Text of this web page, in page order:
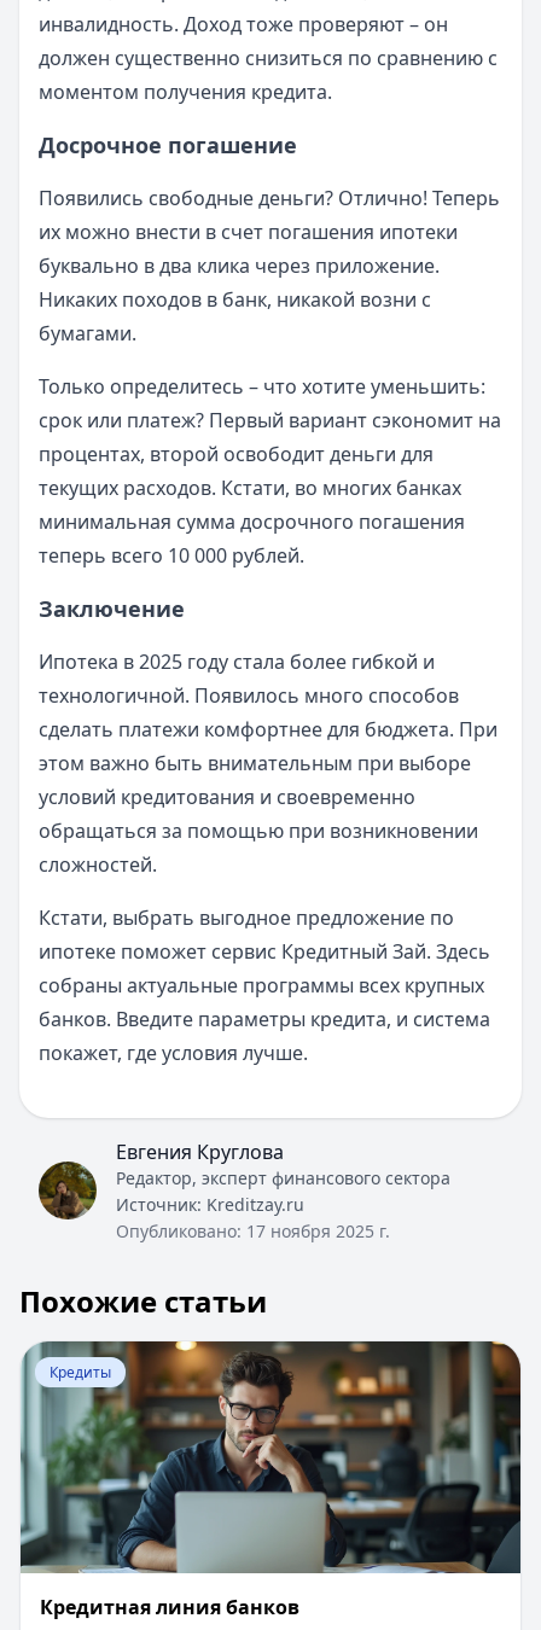
инвалидность. Доход тоже проверяют – он
должен существенно снизиться по сравнению с
моментом получения кредита.
Досрочное погашение
Появились свободные деньги? Отлично! Теперь
их можно внести в счет погашения ипотеки
буквально в два клика через приложение.
Никаких походов в банк, никакой возни с
бумагами.
Только определитесь – что хотите уменьшить:
срок или платеж? Первый вариант сэкономит на
процентах, второй освободит деньги для
текущих расходов. Кстати, во многих банках
минимальная сумма досрочного погашения
теперь всего 10 000 рублей.
Заключение
Ипотека в 2025 году стала более гибкой и
технологичной. Появилось много способов
сделать платежи комфортнее для бюджета. При
этом важно быть внимательным при выборе
условий кредитования и своевременно
обращаться за помощью при возникновении
сложностей.
Кстати, выбрать выгодное предложение по
ипотеке поможет сервис Кредитный Зай. Здесь
собраны актуальные программы всех крупных
банков. Введите параметры кредита, и система
покажет, где условия лучше.
Евгения Круглова
Редактор, эксперт финансового сектора
Источник: Kreditzay.ru
Опубликовано: 17 ноября 2025 г.
Похожие статьи
Перейти к статье:Кредитная линия банков
Кредиты
Кредитная линия банков